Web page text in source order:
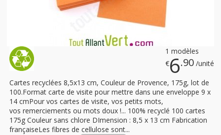
1 modèles
€6.90 /unité
Cartes recyclées 8,5x13 cm, Couleur de Provence, 175g, lot de
100.Format carte de visite pour mettre dans une enveloppe 9 x
14 cmPour vos cartes de visite, vos petits mots,
vos remerciements ou mots doux !... 100% recyclé 100 cartes
175g Couleur sans chlore DImension : 8,5 x 13 cm Fabrication
françaiseLes fibres de cellulose sont...